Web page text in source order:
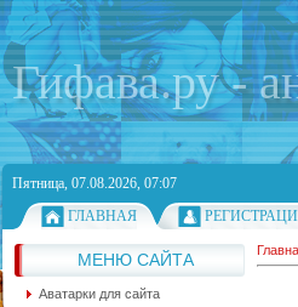
Гифава.ру -
Пятница, 07.08.2026, 07:07
ГЛАВНАЯ
МЕНЮ САЙТА
Аватарки для сайта